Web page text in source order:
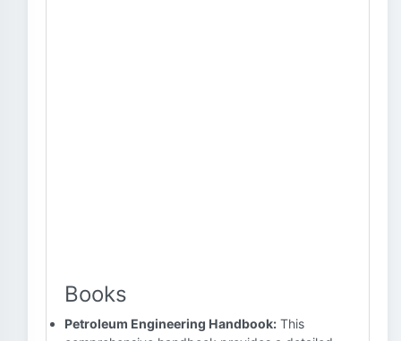
Books
Petroleum Engineering Handbook: This